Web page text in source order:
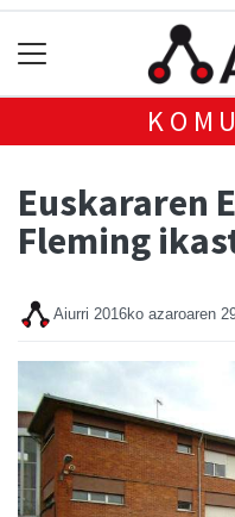
Euskararen
Fleming
Aiurri 2016ko azaroaren